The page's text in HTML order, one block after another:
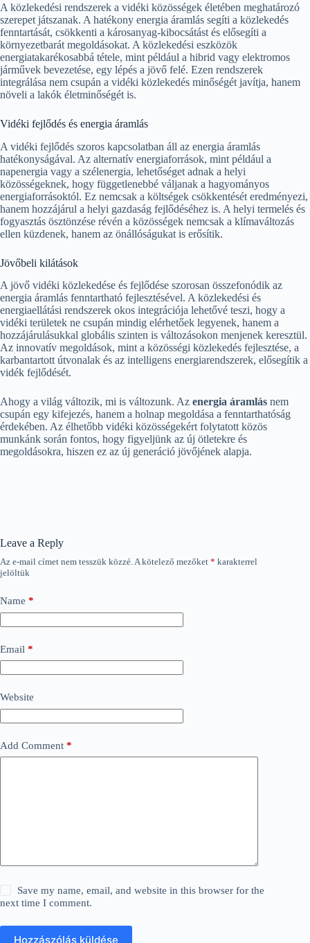
A közlekedési rendszerek a vidéki közösségek életében meghatározó
szerepet játszanak. A hatékony energia áramlás segíti a közlekedés
fenntartását, csökkenti a károsanyag-kibocsátást és elősegíti a
környezetbarát megoldásokat. A közlekedési eszközök
energiatakarékosabbá tétele, mint például a hibrid vagy elektromos
járművek bevezetése, egy lépés a jövő felé. Ezen rendszerek
integrálása nem csupán a vidéki közlekedés minőségét javítja, hanem
növeli a lakók életminőségét is.
Vidéki fejlődés és energia áramlás
A vidéki fejlődés szoros kapcsolatban áll az energia áramlás
hatékonyságával. Az alternatív energiaforrások, mint például a
napenergia vagy a szélenergia, lehetőséget adnak a helyi
közösségeknek, hogy függetlenebbé váljanak a hagyományos
energiaforrásoktól. Ez nemcsak a költségek csökkentését eredményezi,
hanem hozzájárul a helyi gazdaság fejlődéséhez is. A helyi termelés és
fogyasztás ösztönzése révén a közösségek nemcsak a klímaváltozás
ellen küzdenek, hanem az önállóságukat is erősítik.
Jövőbeli kilátások
A jövő vidéki közlekedése és fejlődése szorosan összefonódik az
energia áramlás fenntartható fejlesztésével. A közlekedési és
energiaellátási rendszerek okos integrációja lehetővé teszi, hogy a
vidéki területek ne csupán mindig elérhetőek legyenek, hanem a
hozzájárulásukkal globális szinten is változásokon menjenek keresztül.
Az innovatív megoldások, mint a közösségi közlekedés fejlesztése, a
karbantartott útvonalak és az intelligens energiarendszerek, elősegítik a
vidék fejlődését.
Ahogy a világ változik, mi is változunk. Az energia áramlás nem
csupán egy kifejezés, hanem a holnap megoldása a fenntarthatóság
érdekében. Az élhetőbb vidéki közösségekért folytatott közös
munkánk során fontos, hogy figyeljünk az új ötletekre és
megoldásokra, hiszen ez az új generáció jövőjének alapja.
Leave a Reply
Az e-mail címet nem tesszük közzé.A kötelező mezőket * karakterrel
jelöltük
Name *
Email *
Website
Add Comment *
Save my name, email, and website in this browser for the
next time I comment.
Hozzászólás küldése